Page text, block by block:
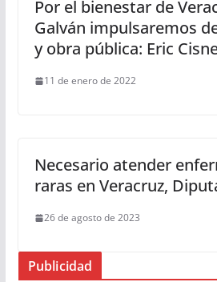
Por el bienestar de
Galván impulsaremos
y obra pública: Eric
11 de enero de 2022
Necesario atender
raras en Veracruz,
26 de agosto de 2023
Publicidad